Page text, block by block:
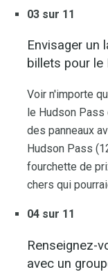
03 sur 11
Envisager un
billets pour le
Voir n'importe
le Hudson
des panneaux
Hudson Pass
fourchette de
chers qui
04 sur 11
Renseignez-
avec un